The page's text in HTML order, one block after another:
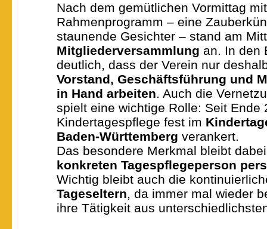
Nach dem gemütlichen Vormittag
Rahmenprogramm – eine
staunende Gesichter – stand am
Mitgliederversammlung an. In den
deutlich, dass der Verein nur
Vorstand, Geschäftsführung und
in Hand arbeiten. Auch die
spielt eine wichtige Rolle: Seit Ende
Kindertagespflege fest im
Baden-Württemberg verankert.
Das besondere Merkmal bleibt
konkreten Tagespflegeperson
Wichtig bleibt auch die
Tageseltern, da immer mal wieder
ihre Tätigkeit aus